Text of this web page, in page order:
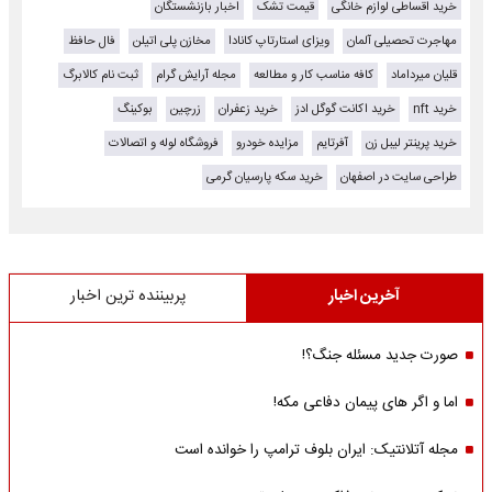
خرید اقساطی لوازم خانگی قیمت تشک
اخبار بازنشستگان
مهاجرت تحصیلی آلمان
ویزای استارتاپ کانادا مخازن پلی اتیلن
فال حافظ
قلیان میرداماد
کافه مناسب کار و مطالعه مجله آرایش گرام
ثبت نام کالابرگ
خرید nft
خرید اکانت گوگل ادز خرید زعفران زرچین
بوکینگ
خرید پرینتر لیبل زن
آفرتایم مزایده خودرو
فروشگاه لوله و اتصالات
طراحی سایت در اصفهان
خرید سکه پارسیان گرمی
آخرین اخبار پربیننده ترین اخبار
صورت جدید مسئله جنگ؟!
اما و اگر های پیمان دفاعی مکه!
مجله آتلانتیک: ایران بلوف ترامپ را خوانده است